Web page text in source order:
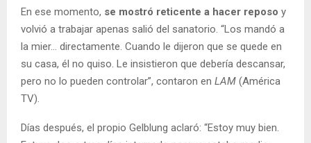
En ese momento, se mostró reticente a hacer reposo y
volvió a trabajar apenas salió del sanatorio. “Los mandó a
la mier… directamente. Cuando le dijeron que se quede en
su casa, él no quiso. Le insistieron que debería descansar,
pero no lo pueden controlar”, contaron en LAM (América
TV).
Días después, el propio Gelblung aclaró: “Estoy muy bien.